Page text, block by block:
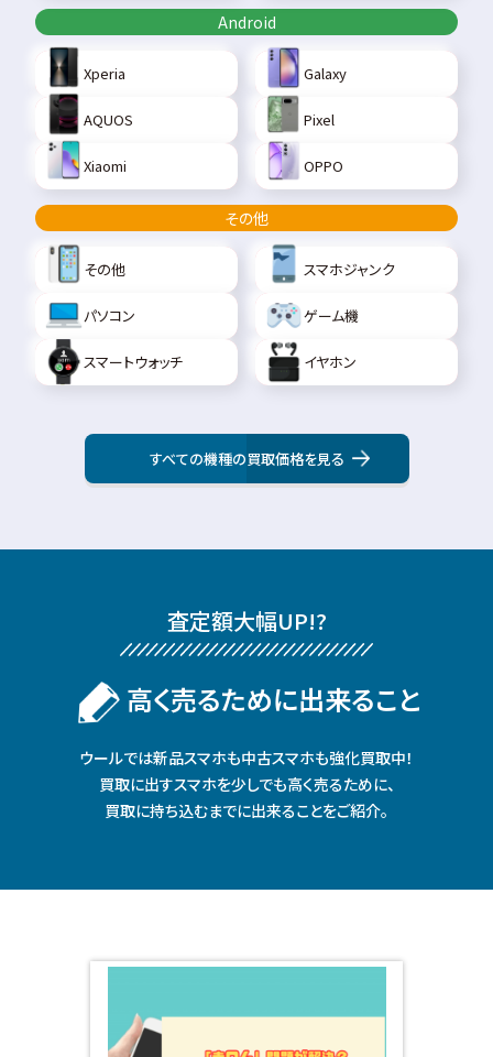
Android
Xperia Galaxy
AQUOS Pixel
Xiaomi OPPO
その他
その他 スマホジャンク
パソコン ゲーム機
スマートウォッチ イヤホン
すべての機種の買取価格を見る
査定額⼤幅UP!?
⾼く売るために出来ること
ウールでは新品スマホも中古スマホも強化買取中！
買取に出すスマホを少しでも⾼く売るために、
買取に持ち込むまでに出来ることをご紹介。